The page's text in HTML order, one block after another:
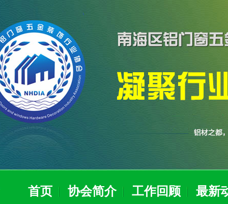
首页 协会简介 工作回顾 最新